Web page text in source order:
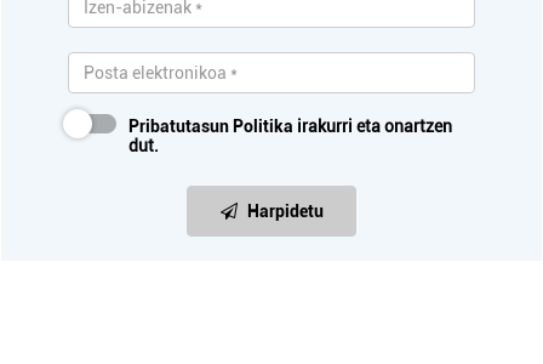
Pribatutasun Politika irakurri eta onartzen
dut.
Harpidetu